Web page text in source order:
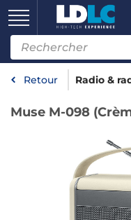
Retour Radio &
Muse M-098